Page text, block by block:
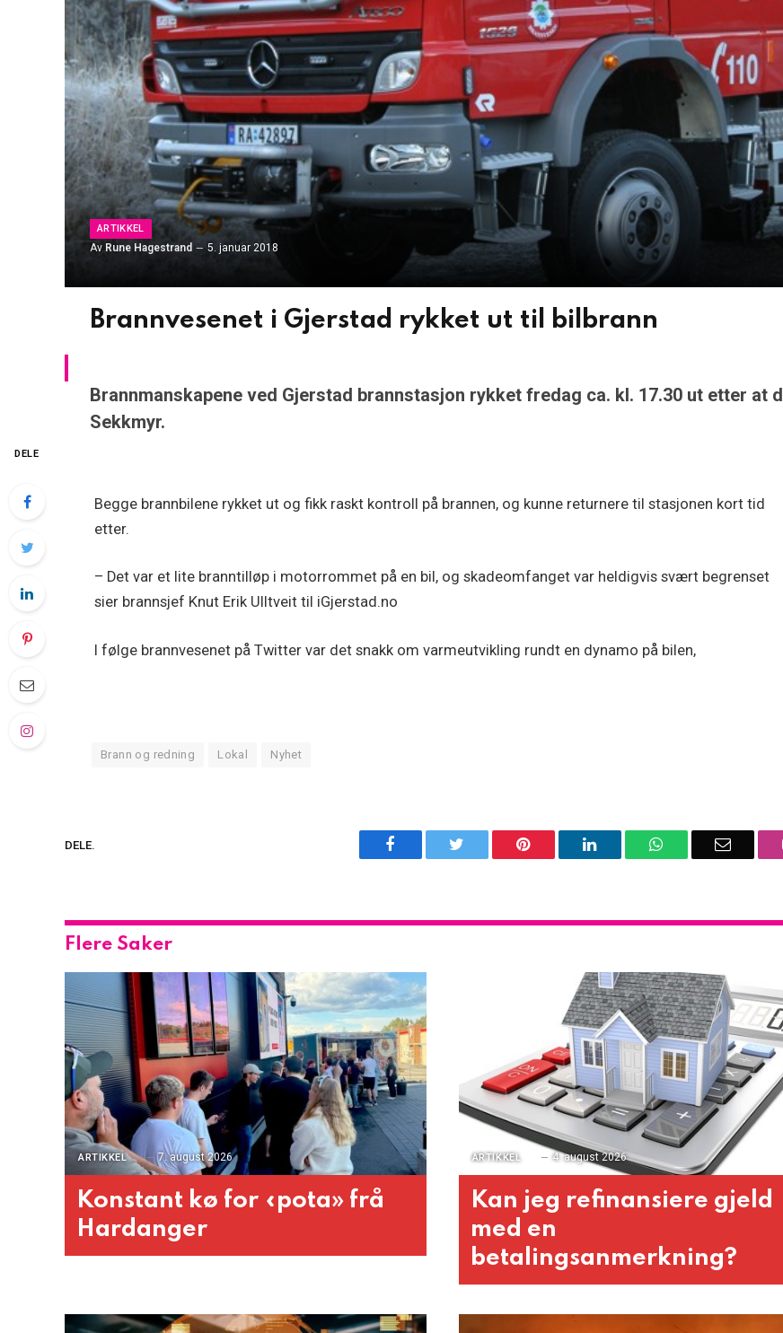
ARTIKKEL
Av Rune Hagestrand 5. januar 2018
Brannvesenet i Gjerstad rykket ut til bilbrann
Brannmanskapene ved Gjerstad brannstasjon rykket fredag ca. kl. 17.30 ut etter at
Sekkmyr.
DELE
Begge brannbilene rykket ut og fikk raskt kontroll på brannen, og kunne returnere til stasjonen kort tid
etter.
– Det var et lite branntilløp i motorrommet på en bil, og skadeomfanget var heldigvis svært begrenset
sier brannsjef Knut Erik Ulltveit til iGjerstad.no
I følge brannvesenet på Twitter var det snakk om varmeutvikling rundt en dynamo på bilen,
Brann og redning Lokal Nyhet
DELE. Facebook Pinterest LinkedIn WhatsAppEmail
Flere Saker
ARTIKKEL 7. august 2026
Konstant kø for «pota» frå
Hardanger
ARTIKKEL 4. august 2026
Kan jeg refinansiere gjeld
med en
betalingsanmerkning?